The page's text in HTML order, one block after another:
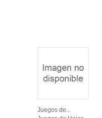
Juegos de...